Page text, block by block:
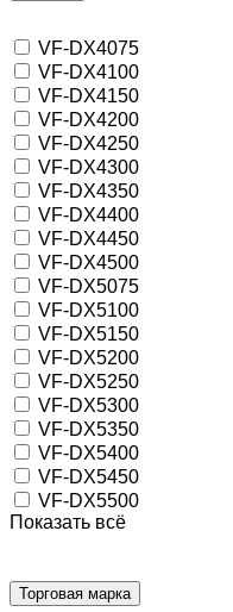
VF-DX4075
VF-DX4100
VF-DX4150
VF-DX4200
VF-DX4250
VF-DX4300
VF-DX4350
VF-DX4400
VF-DX4450
VF-DX4500
VF-DX5075
VF-DX5100
VF-DX5150
VF-DX5200
VF-DX5250
VF-DX5300
VF-DX5350
VF-DX5400
VF-DX5450
VF-DX5500
Показать всё
Торговая марка